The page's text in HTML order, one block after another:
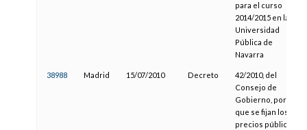
para el curso
2014/2015 en la
Universidad
Pública de
Navarra
38988 Madrid 15/07/2010 Decreto
42/2010, del
Consejo de
Gobierno, por el
que se fijan los
precios públicos